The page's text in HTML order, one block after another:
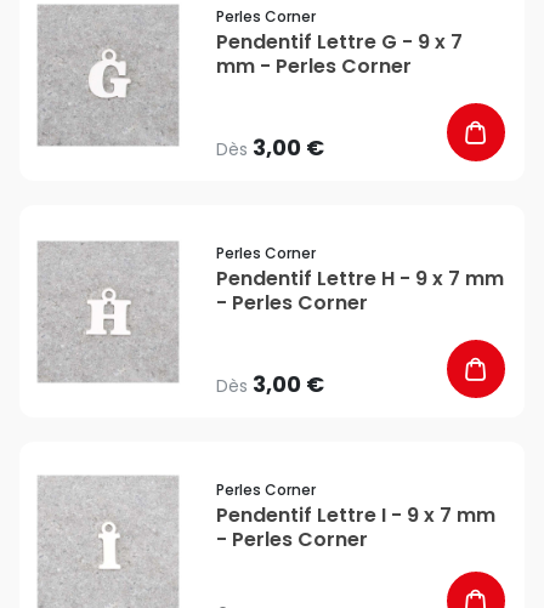
Perles Corner
Pendentif Lettre G - 9 x 7
mm - Perles Corner
Dès 3,00 €
Perles Corner
Pendentif Lettre H - 9 x 7 mm
- Perles Corner
Dès 3,00 €
Perles Corner
Pendentif Lettre I - 9 x 7 mm
- Perles Corner